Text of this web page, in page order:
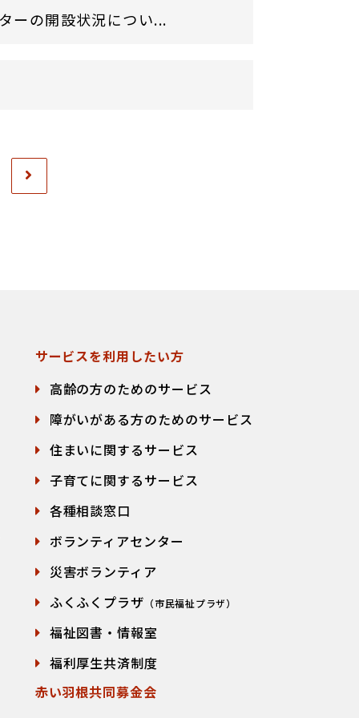
ーの開設状況につい...
サービスを利用したい方
高齢の方のためのサービス
障がいがある方のためのサービス
住まいに関するサービス
子育てに関するサービス
各種相談窓口
ボランティアセンター
災害ボランティア
ふくふくプラザ （市民福祉プラザ）
福祉図書・情報室
福利厚生共済制度
赤い羽根共同募金会